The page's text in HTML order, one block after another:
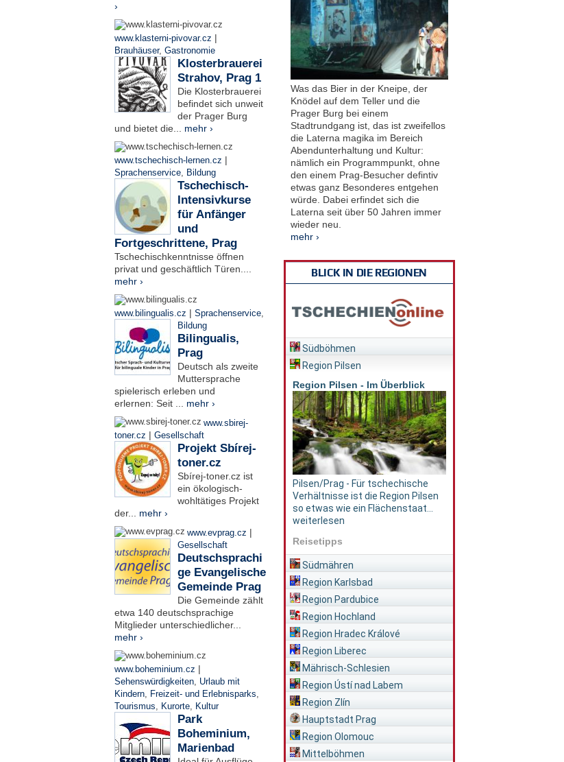
›
www.klasterni-pivovar.cz |
Brauhäuser, Gastronomie
Klosterbrauerei
Strahov, Prag 1
Die Klosterbrauerei
befindet sich unweit
der Prager Burg
und bietet die... mehr ›
www.tschechisch-lernen.cz |
Sprachenservice, Bildung
Tschechisch-
Intensivkurse
für Anfänger
und
Fortgeschrittene, Prag
Tschechischkenntnisse öffnen
privat und geschäftlich Türen....
mehr ›
www.bilingualis.cz | Sprachenservice,
Bildung
Bilingualis,
Prag
Deutsch als zweite
Muttersprache
spielerisch erleben und
erlernen: Seit ... mehr ›
www.sbirej-
toner.cz | Gesellschaft
Projekt Sbírej-
toner.cz
Sbírej-toner.cz ist
ein ökologisch-
wohltätiges Projekt
der... mehr ›
www.evprag.cz |
Gesellschaft
Deutschsprachi
ge Evangelische
Gemeinde Prag
Die Gemeinde zählt
etwa 140 deutschsprachige
Mitglieder unterschiedlicher...
mehr ›
www.boheminium.cz |
Sehenswürdigkeiten, Urlaub mit
Kindern, Freizeit- und Erlebnisparks,
Tourismus, Kurorte, Kultur
Park
Boheminium,
Marienbad
Was das Bier in der Kneipe, der
Knödel auf dem Teller und die
Prager Burg bei einem
Stadtrundgang ist, das ist zweifellos
die Laterna magika im Bereich
Abendunterhaltung und Kultur:
nämlich ein Programmpunkt, ohne
den einem Prag-Besucher defintiv
etwas ganz Besonderes entgehen
würde. Dabei erfindet sich die
Laterna seit über 50 Jahren immer
wieder neu.
mehr ›
BLICK IN DIE REGIONEN
Südböhmen
Region Pilsen
Region Pilsen - Im Überblick
Pilsen/Prag - Für tschechische
Verhältnisse ist die Region Pilsen
so etwas wie ein Flächenstaat...
weiterlesen
Reisetipps
Südmähren
Region Karlsbad
Region Pardubice
Region Hochland
Region Hradec Králové
Region Liberec
Mährisch-Schlesien
Region Ústí nad Labem
Region Zlín
Hauptstadt Prag
Region Olomouc
Mittelböhmen